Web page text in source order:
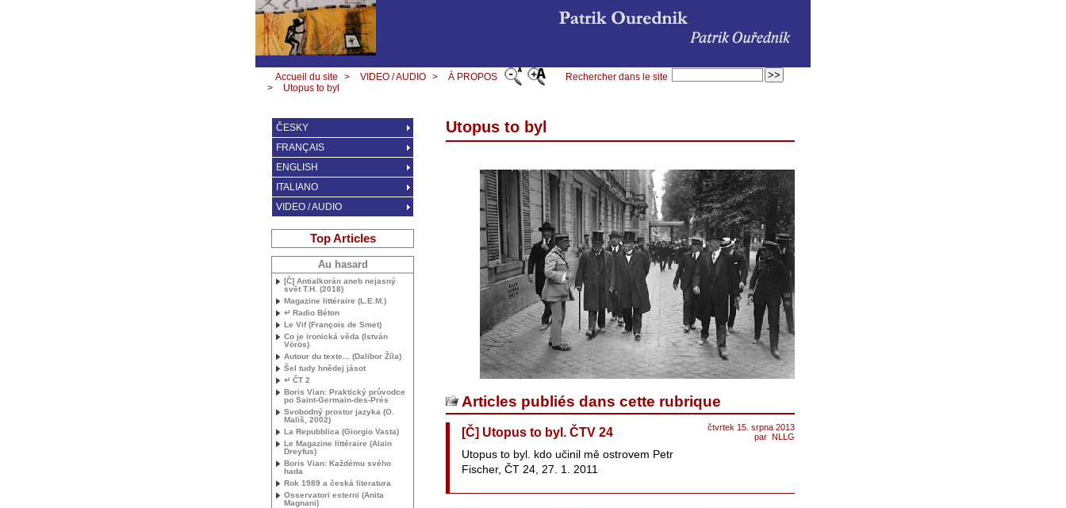
Rechercher dans le site
Accueil du site > VIDEO / AUDIO >
À PROPOS
>
Utopus to byl
Utopus to byl
Articles publiés dans cette rubrique
čtvrtek 15. srpna 2013
par NLLG
[Č] Utopus to byl. ČTV 24
Utopus to byl. kdo učinil mě ostrovem Petr
Fischer, ČT 24, 27. 1. 2011
ČESKY
FRANÇAIS
ENGLISH
ITALIANO
VIDEO / AUDIO
Top Articles
Au hasard
[Č] Antialkorán aneb nejasný
svět T.H. (2018)
Magazine littéraire (L.E. M.)
↵ Radio Béton
Le Vif (François de Smet)
Co je ironická věda (István
Vörös)
Autour du texte... (Dalibor Žíla)
Šel tudy hnědej jásot
↵ ČT 2
Boris Vian: Praktický průvodce
po Saint-Germain-des-Prés
Svobodný prostor jazyka (O.
Mališ, 2002)
La Repubblica (Giorgio Vasta)
Le Magazine littéraire (Alain
Dreyfus)
Boris Vian: Každému svého
hada
Rok 1989 a česká literatura
Osservatori esterni (Anita
Magnani)